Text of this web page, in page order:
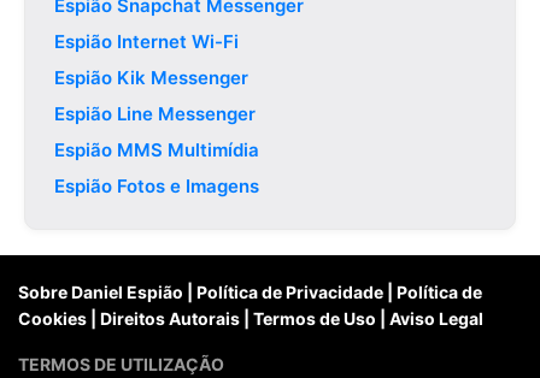
Espião Snapchat Messenger
Espião Internet Wi-Fi
Espião Kik Messenger
Espião Line Messenger
Espião MMS Multimídia
Espião Fotos e Imagens
Sobre Daniel Espião Política de Privacidade
Política de
Cookies
Direitos Autorais Termos de Uso Aviso Legal
TERMOS DE UTILIZAÇÃO